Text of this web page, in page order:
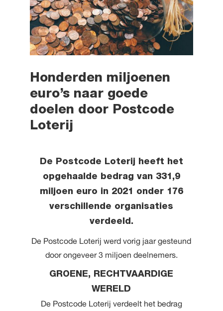
Honderden miljoenen
euro’s naar goede
doelen door Postcode
Loterij
De Postcode Loterij heeft het
opgehaalde bedrag van 331,9
miljoen euro in 2021 onder 176
verschillende organisaties
verdeeld.
De Postcode Loterij werd vorig jaar gesteund
door ongeveer 3 miljoen deelnemers.
GROENE, RECHTVAARDIGE
WERELD
De Postcode Loterij verdeelt het bedrag